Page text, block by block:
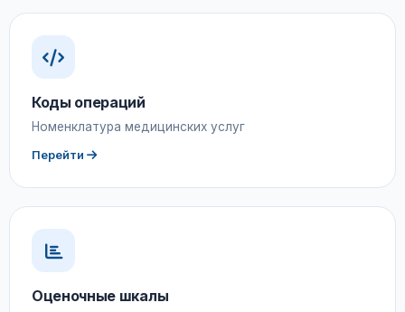
Коды операций
Номенклатура медицинских услуг
Перейти
Оценочные шкалы